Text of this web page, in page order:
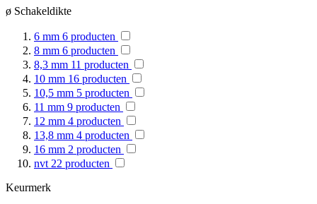
ø Schakeldikte
6 mm 6 producten
8 mm 6 producten
8,3 mm 11 producten
10 mm 16 producten
10,5 mm 5 producten
11 mm 9 producten
12 mm 4 producten
13,8 mm 4 producten
16 mm 2 producten
nvt 22 producten
Keurmerk